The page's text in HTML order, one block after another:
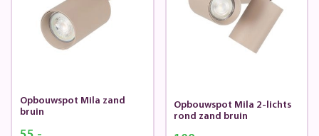
Opbouwspot Mila zand
bruin
Opbouwspot Mila 2-lichts
rond zand bruin